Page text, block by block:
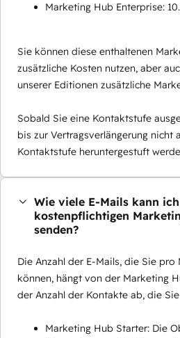
Marketing Hub Enterprise:
Sie können diese enthaltenen
zusätzliche Kosten nutzen, aber
unserer Editionen zusätzliche
Sobald Sie eine Kontaktstufe
bis zur Vertragsverlängerung nicht
Kontaktstufe heruntergestuft
Wie viele E-Mails kann
kostenpflichtigen
senden?
Die Anzahl der E-Mails, die Sie pro
können, hängt von der Marketing
der Anzahl der Kontakte ab, die
Marketing Hub Starter: Die